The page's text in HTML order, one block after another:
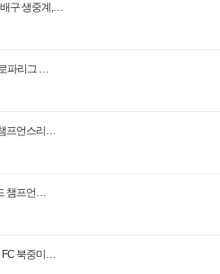
배구 생중계,…
파리그 …
프언스리…
챔프언…
FC 북중미…